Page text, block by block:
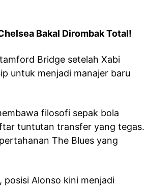
Bakal Dirombak Total!
Bridge setelah Xabi
untuk menjadi manajer baru
filosofi sepak bola
tuntutan transfer yang tegas.
The Blues yang
posisi Alonso kini menjadi